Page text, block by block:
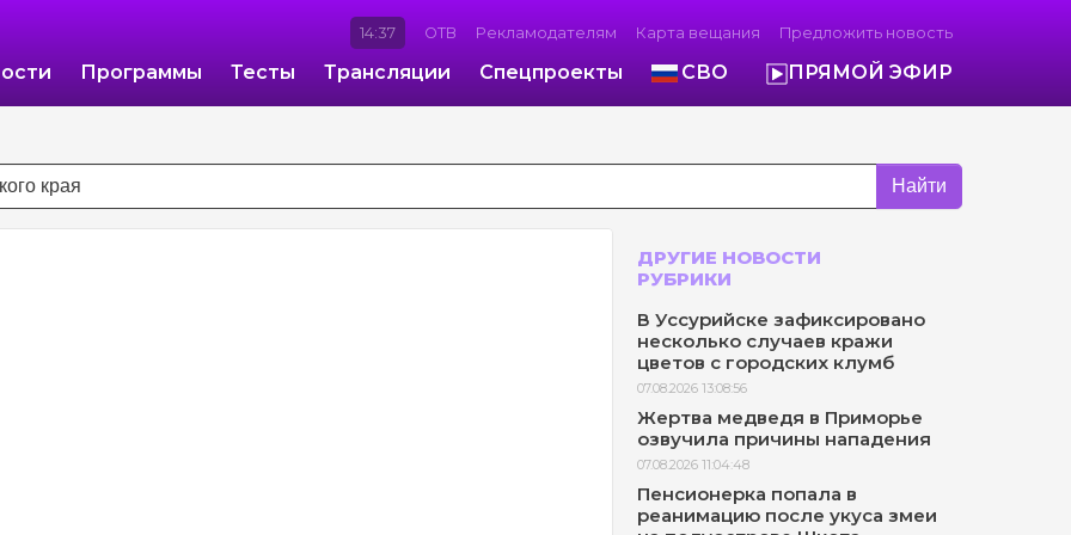
14:37 ОТВ Рекламодателям Карта вещания Предложить новость
Программы Тесты Трансляции Спецпроекты СВО ПРЯМОЙ ЭФИР
Найти
ДРУГИЕ НОВОСТИ
РУБРИКИ
В Уссурийске зафиксировано
несколько случаев кражи
цветов с городских клумб
07.08.2026 13:08:56
Жертва медведя в Приморье
озвучила причины нападения
07.08.2026 11:04:48
Пенсионерка попала в
реанимацию после укуса змеи